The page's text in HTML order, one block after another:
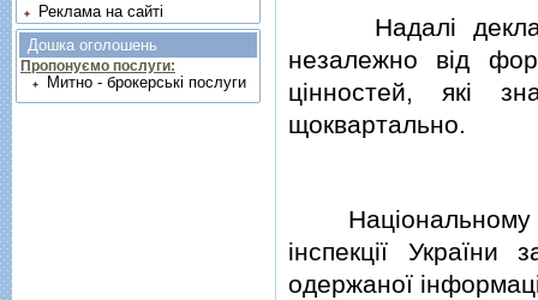
Надалi
незалежно вiд
цiнностей, якi
щоквартально.
Нацiональному
iнспекцiї України
одержаної
Реклама на сайті
Дошка оголошень
Пропонуємо послуги:
Митно - брокерські послуги